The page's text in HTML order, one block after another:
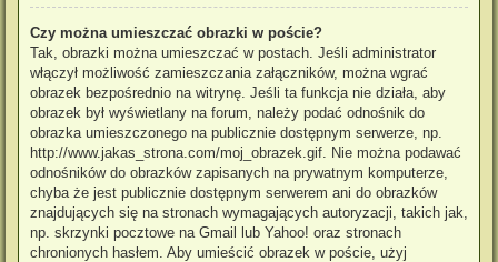
Czy można umieszczać obrazki w poście?
Tak, obrazki można umieszczać w postach. Jeśli administrator
włączył możliwość zamieszczania załączników, można wgrać
obrazek bezpośrednio na witrynę. Jeśli ta funkcja nie działa, aby
obrazek był wyświetlany na forum, należy podać odnośnik do
obrazka umieszczonego na publicznie dostępnym serwerze, np.
http://www.jakas_strona.com/moj_obrazek.gif. Nie można podawać
odnośników do obrazków zapisanych na prywatnym komputerze,
chyba że jest publicznie dostępnym serwerem ani do obrazków
znajdujących się na stronach wymagających autoryzacji, takich jak,
np. skrzynki pocztowe na Gmail lub Yahoo! oraz stronach
chronionych hasłem. Aby umieścić obrazek w poście, użyj